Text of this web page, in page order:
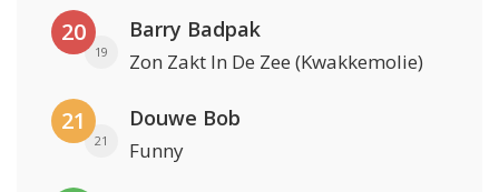
20
19
Barry Badpak
Zon Zakt In De Zee (Kwakkemolie)
21
21
Douwe Bob
Funny